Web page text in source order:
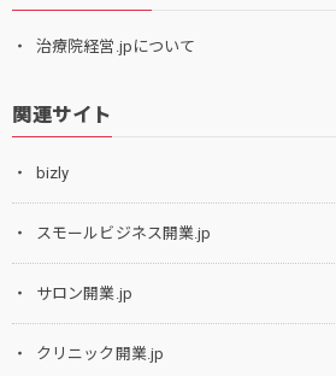
治療院経営.jpについて
関連サイト
bizly
スモールビジネス開業.jp
サロン開業.jp
クリニック開業.jp